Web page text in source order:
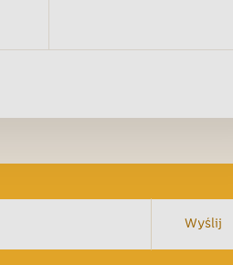
Wyślij